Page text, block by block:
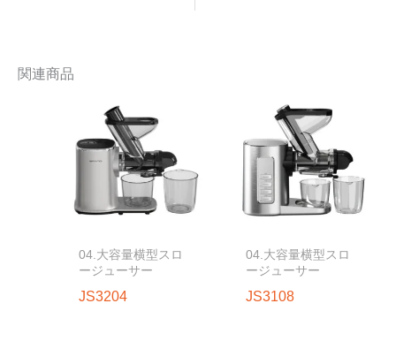
関連商品
04.大容量横型スロ
ージューサー
JS3204
04.大容量横型スロ
ージューサー
JS3108